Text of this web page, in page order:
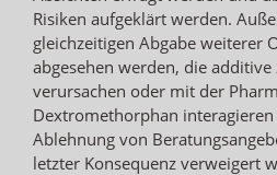
Risiken aufgeklärt werden.
gleichzeitigen Abgabe weiterer
abgesehen werden, die
verursachen oder mit der
Dextromethorphan
Ablehnung von
letzter Konsequenz verweigert